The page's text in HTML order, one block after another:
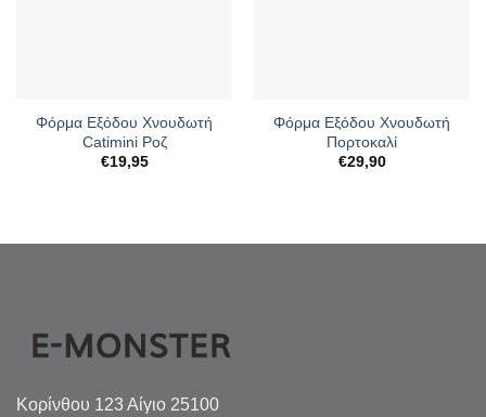
Φόρμα Εξόδου Χνουδωτή
Catimini Ροζ
€19,95
Φόρμα Εξόδου Χνουδωτή
Πορτοκαλί
€29,90
Κορίνθου 123 Αίγιο 25100